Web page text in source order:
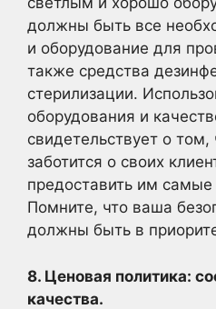
должны быть все
и оборудование для
также средства
стерилизации.
оборудования и
свидетельствует о том,
заботится о своих
предоставить им самые
Помните, что ваша
должны быть в
8. Ценовая политика:
качества.